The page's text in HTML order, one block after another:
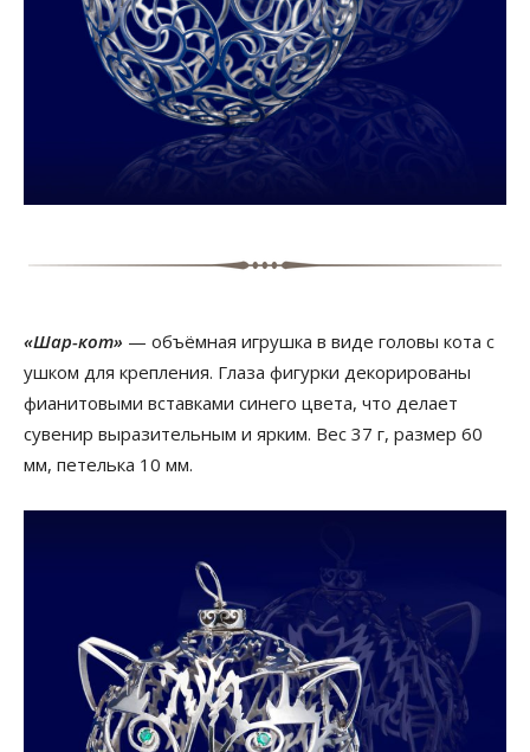
«Шар-кот» — объёмная игрушка в виде головы кота с
ушком для крепления. Глаза фигурки декорированы
фианитовыми вставками синего цвета, что делает
сувенир выразительным и ярким. Вес 37 г, размер 60
мм, петелька 10 мм.